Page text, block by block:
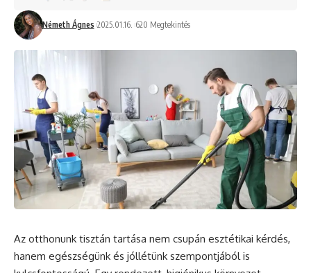
Németh Ágnes 2025.01.16. 620 Megtekintés
Az otthonunk tisztán tartása nem csupán esztétikai kérdés,
hanem egészségünk és jóllétünk szempontjából is